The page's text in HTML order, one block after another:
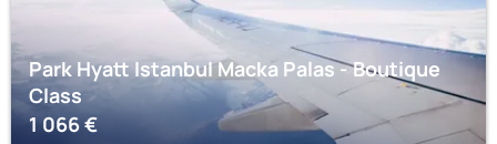
Park Hyatt Istanbul Macka Palas - Boutique
Class
1 066€